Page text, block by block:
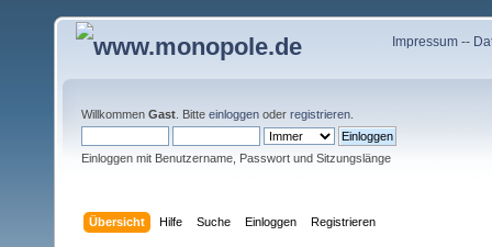
Impressum--
Willkommen Gast . Bitte einloggen oder registrieren
Einloggen mit Benutzername, Passwort und Sitzungslänge
Übersicht Hilfe Suche Einloggen Registrieren